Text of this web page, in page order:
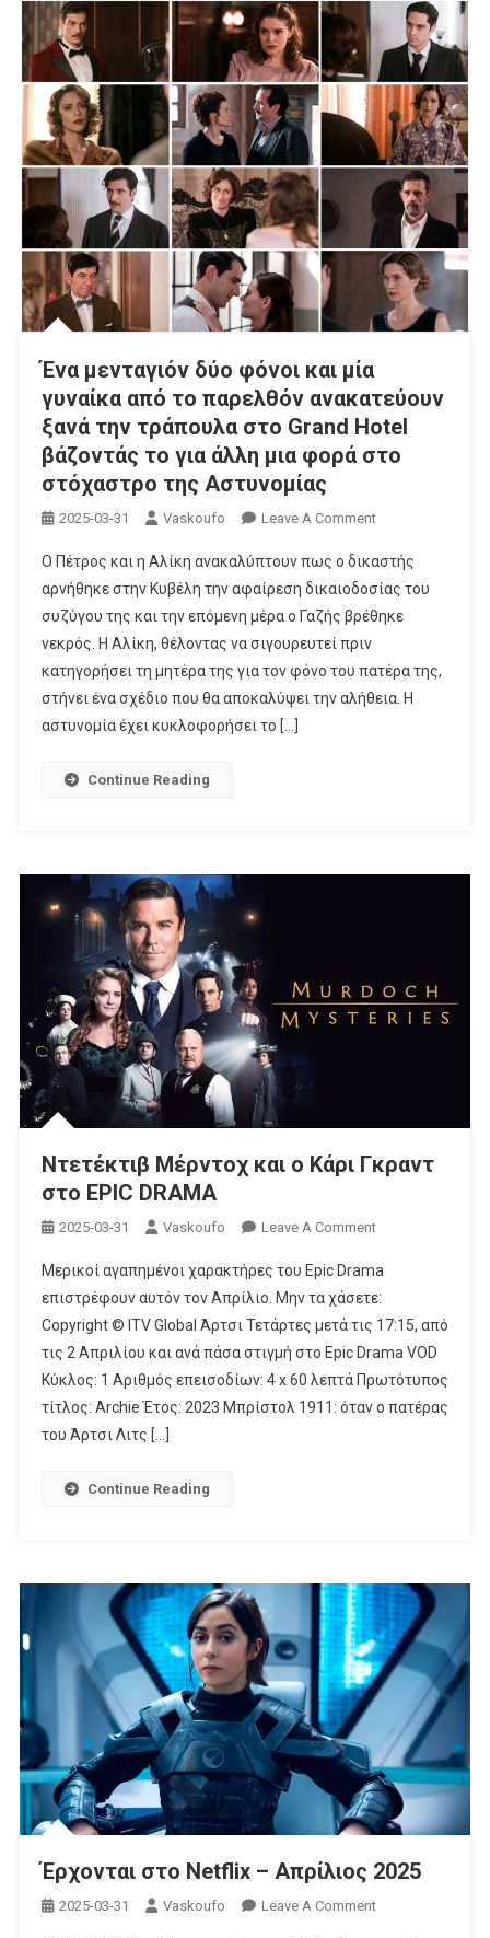
Ένα μενταγιόν δύο φόνοι και μία
γυναίκα από το παρελθόν ανακατεύουν
ξανά την τράπουλα στο Grand Hotel
βάζοντάς το για άλλη μια φορά στο
στόχαστρο της Αστυνομίας
2025-03-31 Vaskoufo Leave A CommentOn
Μενταγιόν
Δύο
Φόνοι
Μία
Γυναίκα
Το
Για
Της
Ο Πέτρος και η Αλίκη ανακαλύπτουν πως ο δικαστής
αρνήθηκε στην Κυβέλη την αφαίρεση δικαιοδοσίας του
συζύγου της και την επόμενη μέρα ο Γαζής βρέθηκε
νεκρός. Η Αλίκη, θέλοντας να σιγουρευτεί πριν
κατηγορήσει τη μητέρα της για τον φόνο του πατέρα της,
στήνει ένα σχέδιο που θα αποκαλύψει την αλήθεια. Η
αστυνομία έχει κυκλοφορήσει το […]
Continue Reading
Ντετέκτιβ Μέρντοχ και ο Κάρι Γκραντ
στο EPIC DRAMA
2025-03-31 Vaskoufo Leave A CommentOn
Μέρντοχ
Και
Ο
Κάρι
Γκραντ
Στο
Μερικοί αγαπημένοι χαρακτήρες του Epic Drama
επιστρέφουν αυτόν τον Απρίλιο. Μην τα χάσετε:
Copyright © ITV Global Άρτσι Τετάρτες μετά τις 17:15, από
τις 2 Απριλίου και ανά πάσα στιγμή στο Epic Drama VOD
Κύκλος: 1 Αριθμός επεισοδίων: 4 x 60 λεπτά Πρωτότυπος
τίτλος: Archie Έτος: 2023 Μπρίστολ 1911: όταν ο πατέρας
του Άρτσι Λιτς […]
Continue Reading
Έρχονται στο Netflix – Απρίλιος 2025
2025-03-31 Vaskoufo Leave A CommentOn